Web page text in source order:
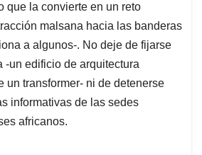
que la convierte en un reto
malsana hacia las banderas
a algunos-. No deje de fijarse
-un edificio de arquitectura
un transformer- ni de detenerse
informativas de las sedes
africanos.